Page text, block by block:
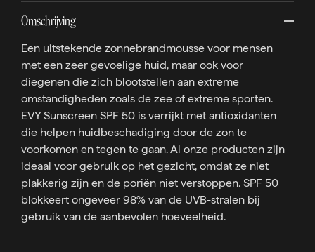
Omschrijving
Een uitstekende zonnebrandmousse voor mensen
met een zeer gevoelige huid, maar ook voor
diegenen die zich blootstellen aan extreme
omstandigheden zoals de zee of extreme sporten.
EVY Sunscreen SPF 50 is verrijkt met antioxidanten
die helpen huidbeschadiging door de zon te
voorkomen en tegen te gaan. Al onze producten zijn
ideaal voor gebruik op het gezicht, omdat ze niet
plakkerig zijn en de poriën niet verstoppen. SPF 50
blokkeert ongeveer 98% van de UVB-stralen bij
gebruik van de aanbevolen hoeveelheid.